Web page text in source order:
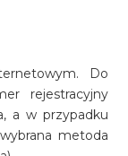
Do
rejestracyjny
a w przypadku
metoda